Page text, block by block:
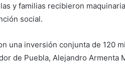
y familias recibieron
social.
una inversión conjunta de 120
de Puebla, Alejandro Armenta